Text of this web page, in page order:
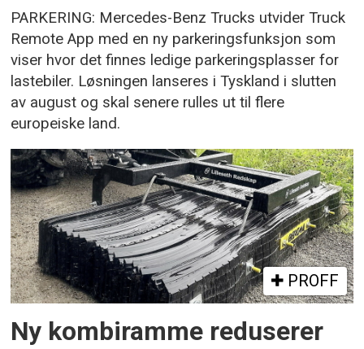
PARKERING: Mercedes-Benz Trucks utvider Truck
Remote App med en ny parkeringsfunksjon som
viser hvor det finnes ledige parkeringsplasser for
lastebiler. Løsningen lanseres i Tyskland i slutten
av august og skal senere rulles ut til flere
europeiske land.
PROFF
Ny kombiramme reduserer